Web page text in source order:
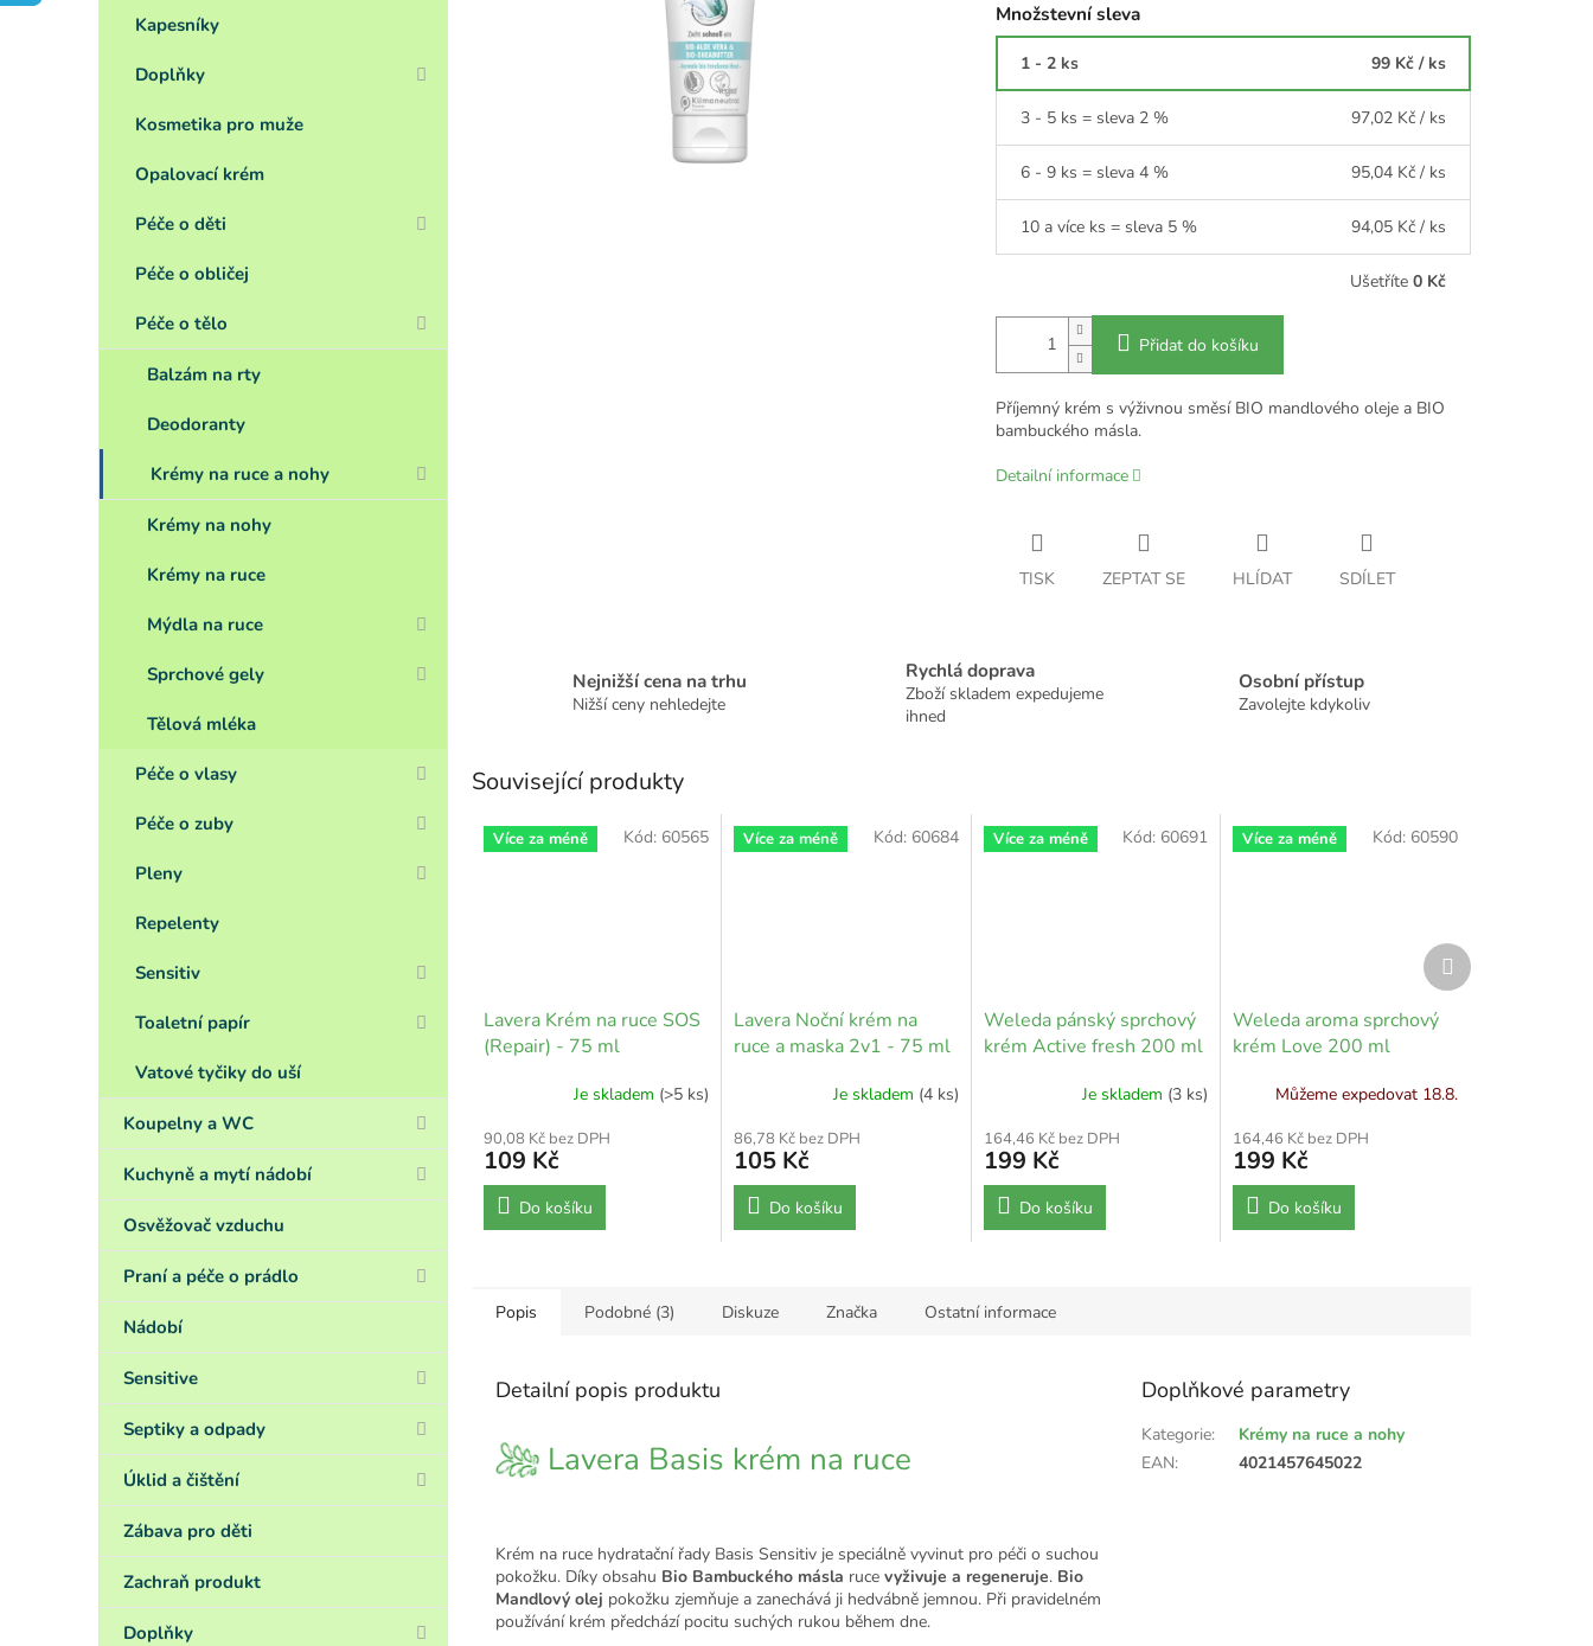
Kapesníky
Doplňky
Kosmetika pro muže
Opalovací krém
Péče o děti
Péče o obličej
Péče o tělo
Balzám na rty
Deodoranty
Krémy na ruce a nohy
Krémy na nohy
Krémy na ruce
Mýdla na ruce
Sprchové gely
Tělová mléka
Péče o vlasy
Péče o zuby
Pleny
Repelenty
Sensitiv
Toaletní papír
Vatové tyčiky do uší
Koupelny a WC
Kuchyně a mytí nádobí
Osvěžovač vzduchu
Praní a péče o prádlo
Nádobí
Sensitive
Septiky a odpady
Úklid a čištění
Zábava pro děti
Zachraň produkt
Doplňky
Množstevní sleva
1 - 2 ks 99 Kč / ks
3 - 5 ks = sleva 2 % 97,02 Kč / ks
6 - 9 ks = sleva 4 % 95,04 Kč / ks
10 a více ks = sleva 5 % 94,05 Kč / ks
Ušetříte 0 Kč
Přidat do košíku
Příjemný krém s výživnou směsí BIO mandlového oleje a BIO
bambuckého másla.
Detailní informace
TISK ZEPTAT SE HLÍDAT SDÍLET
Nejnižší cena na trhu
Nižší ceny nehledejte
Rychlá doprava
Zboží skladem expedujeme
ihned
Osobní přístup
Zavolejte kdykoliv
Související produkty
Více za méně
Lavera Krém na ruce SOS
(Repair) - 75 ml
Je skladem (>5 ks)
90,08 Kč bez DPH
109 Kč
Do košíku
Kód: 60565 Více za méně
Lavera Noční krém na
ruce a maska 2v1 - 75 ml
Je skladem (4 ks)
86,78 Kč bez DPH
105 Kč
Do košíku
Kód: 60684 Více za méně
Weleda pánský sprchový
krém Active fresh 200 ml
Je skladem (3 ks)
164,46 Kč bez DPH
199 Kč
Do košíku
Kód: 60691 Více za méně
Weleda aroma sprchový
krém Love 200 ml
Můžeme expedovat 18.8.
164,46 Kč bez DPH
199 Kč
Do košíku
Kód: 60590
Další
produkt
Popis Podobné (3) Diskuze Značka Ostatní informace
Detailní popis produktu
Lavera Basis krém na ruce
Krém na ruce hydratační řady Basis Sensitiv je speciálně vyvinut pro péči o suchou
pokožku. Díky obsahu Bio Bambuckého másla ruce vyživuje a regeneruje. Bio
Mandlový olej pokožku zjemňuje a zanechává ji hedvábně jemnou. Při pravidelném
používání krém předchází pocitu suchých rukou během dne.
Doplňkové parametry
Kategorie:
Krémy na ruce a nohy
EAN: 4021457645022